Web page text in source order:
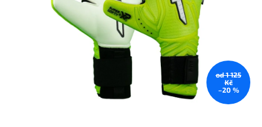
od 1 125
Kč
–20 %